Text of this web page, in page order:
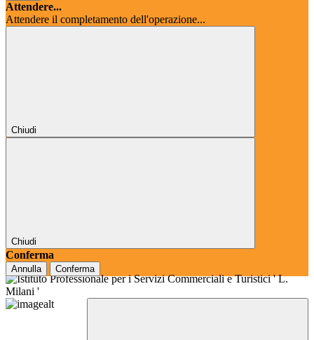
Attendere...
Attendere il completamento dell'operazione...
Chiudi
Chiudi
Conferma
Annulla Conferma